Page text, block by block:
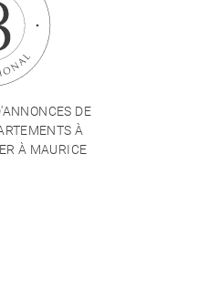
DE
À
À MAURICE